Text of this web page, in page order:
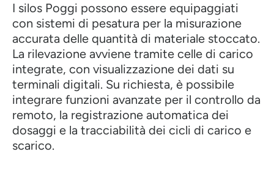
I silos Poggi possono essere equipaggiati
con sistemi di pesatura per la misurazione
accurata delle quantità di materiale stoccato.
La rilevazione avviene tramite celle di carico
integrate, con visualizzazione dei dati su
terminali digitali. Su richiesta, è possibile
integrare funzioni avanzate per il controllo da
remoto, la registrazione automatica dei
dosaggi e la tracciabilità dei cicli di carico e
scarico.